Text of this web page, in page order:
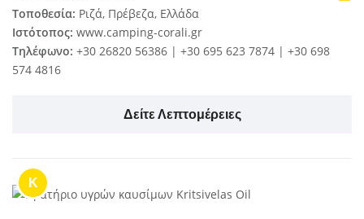
Τοποθεσία: Ριζά, Πρέβεζα, Ελλάδα
Ιστότοπος: www.camping-corali.gr
Τηλέφωνο: +30 26820 56386 | +30 695 623 7874 | +30 698
574 4816
Δείτε Λεπτομέρειες
K